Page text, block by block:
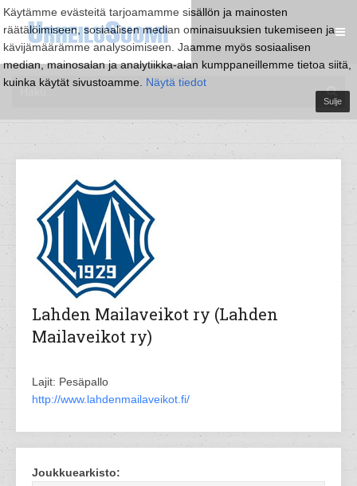
Käytämme evästeitä tarjoamamme sisällön ja mainosten
räätälöimiseen, sosiaalisen median ominaisuuksien tukemiseen ja
kävijämäärämme analysoimiseen. Jaamme myös sosiaalisen
median, mainosalan ja analytiikka-alan kumppaneillemme tietoa siitä,
kuinka käytät sivustoamme. Näytä tiedot
Sulje
Lahden Mailaveikot ry (Lahden
Mailaveikot ry)
Lajit: Pesäpallo
http://www.lahdenmailaveikot.fi/
Joukkuearkisto: